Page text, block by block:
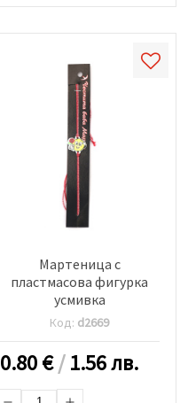
Мартеница с
пластмасова фигурка
усмивка
Код: d2669
0.80€/1.56 лв.